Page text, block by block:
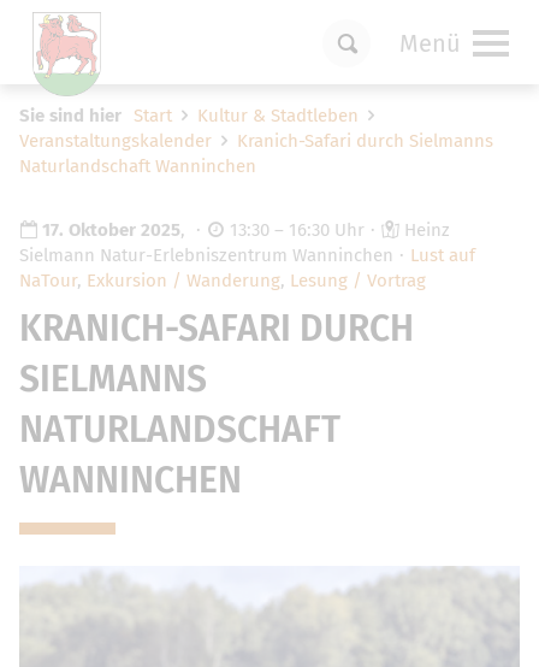
Menü
Sie sind hier Start
Kultur & Stadtleben
Veranstaltungskalender
Kranich-Safari durch Sielmanns
Naturlandschaft Wanninchen
17. Oktober 2025, 13:30 – 16:30 Uhr
Heinz
Sielmann Natur-Erlebniszentrum Wanninchen
Lust auf
NaTour, Exkursion / Wanderung, Lesung / Vortrag
KRANICH-SAFARI DURCH
SIELMANNS
NATURLANDSCHAFT
WANNINCHEN
vornehmen zu können wird die Berechtigung
fürfunktionale Cookiesin den Cookie-
Einstellungen benötigt.
Cookie-Einstellungen